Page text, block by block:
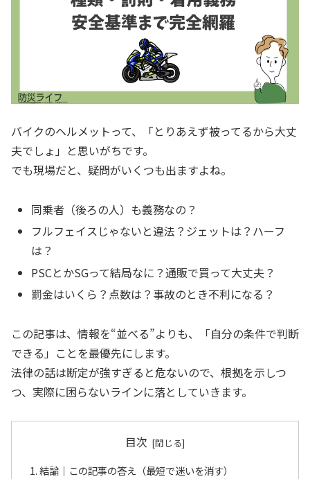
バイクのヘルメットって、「とりあえず被ってるから大丈
夫でしょ」と思いがちです。
でも現場だと、疑問がいくつも出ますよね。
同乗者（後ろの人）も義務なの？
フルフェイスじゃないと違法？ジェットは？ハーフ
は？
PSCとかSGって結局なに？通販で買って大丈夫？
罰金はいくら？点数は？事故のとき不利になる？
この記事は、情報を“並べる”よりも、「自分の条件で判断
できる」ことを最優先にします。
法律の話は断定が強すぎると危ないので、根拠を示しつ
つ、実際に困らないラインに落としていきます。
目次
結論｜この記事の答え（最短で迷いを消す）